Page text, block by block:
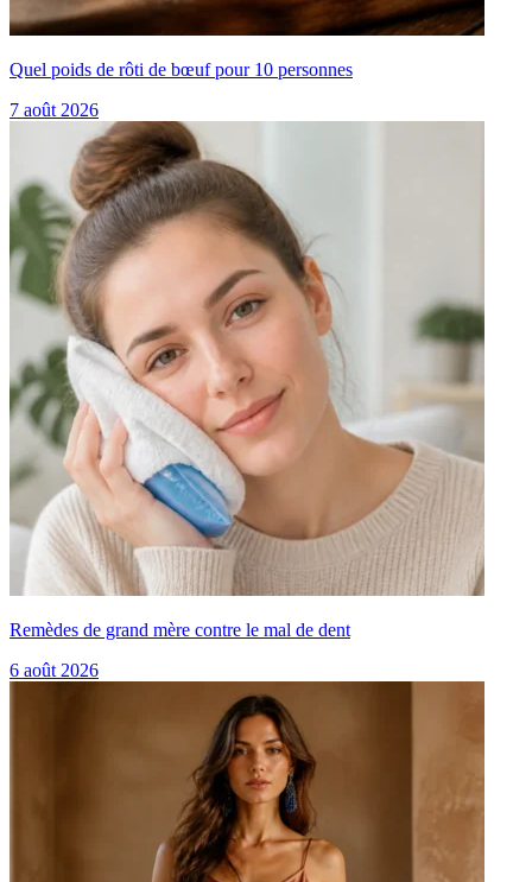
Quel poids de rôti de bœuf pour 10 personnes
7 août 2026
Remèdes de grand mère contre le mal de dent
6 août 2026